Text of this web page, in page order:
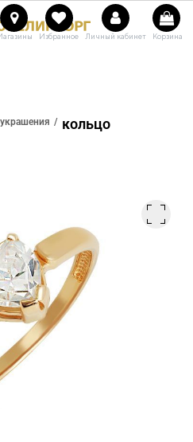
Избранное Личный кабинет Корзина
кольцо